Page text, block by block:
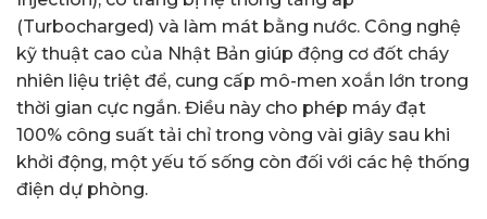
(Turbocharged) và làm mát bằng nước. Công nghệ
kỹ thuật cao của Nhật Bản giúp động cơ đốt cháy
nhiên liệu triệt để, cung cấp mô-men xoắn lớn trong
thời gian cực ngắn. Điều này cho phép máy đạt
100% công suất tải chỉ trong vòng vài giây sau khi
khởi động, một yếu tố sống còn đối với các hệ thống
điện dự phòng.